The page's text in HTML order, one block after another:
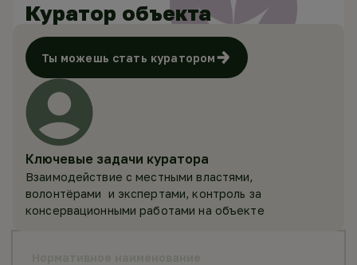
Куратор объекта
Ты можешь стать куратором
Ключевые задачи куратора
Взаимодействие с местными властями,
волонтёрами и экспертами, контроль за
консервационными работами на объекте